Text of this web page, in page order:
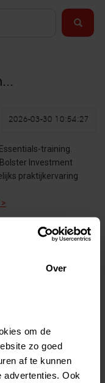
Over
om de
zo goed
af te kunnen
advertenties. Ook
2026-03-30 10:54:27
training.
Investment
praktijkervaring
2026-03-10 16:08:27
het